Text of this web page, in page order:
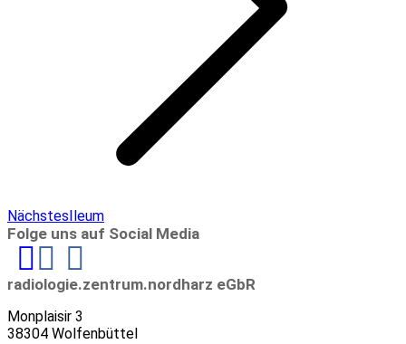
NächstesNext
project:
Ileum
Folge uns auf Social Media
radiologie.zentrum.nordharz eGbR
Monplaisir 3
38304 Wolfenbüttel